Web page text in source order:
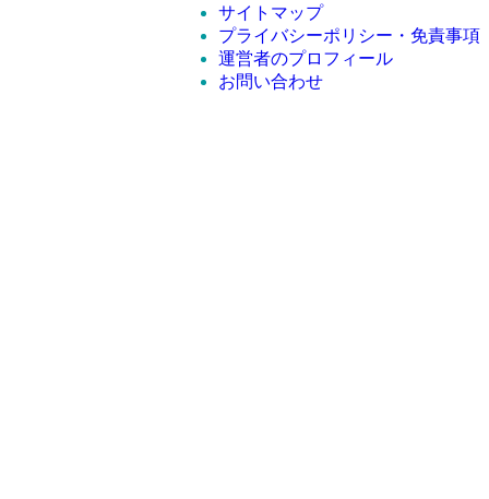
サイトマップ
プライバシーポリシー・免責事項
運営者のプロフィール
お問い合わせ